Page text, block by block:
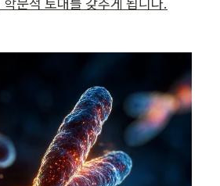
문적 토대를 갖추게 됩니다.